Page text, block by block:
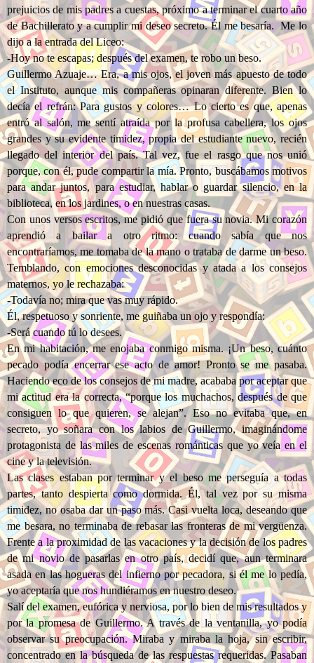
prejuicios de mis padres a cuestas, próximo a terminar el cuarto año
de Bachillerato y a cumplir mi deseo secreto. Él me besaría. Me lo
dijo a la entrada del Liceo:
-Hoy no te escapas; después del examen, te robo un beso.
Guillermo Azuaje… Era, a mis ojos, el joven más apuesto de todo
el Instituto, aunque mis compañeras opinaran diferente. Bien lo
decía el refrán: Para gustos y colores… Lo cierto es que, apenas
entró al salón, me sentí atraída por la profusa cabellera, los ojos
grandes y su evidente timidez, propia del estudiante nuevo, recién
llegado del interior del país. Tal vez, fue el rasgo que nos unió
porque, con él, pude compartir la mía. Pronto, buscábamos motivos
para andar juntos, para estudiar, hablar o guardar silencio, en la
biblioteca, en los jardines, o en nuestras casas.
Con unos versos escritos, me pidió que fuera su novia. Mi corazón
aprendió a bailar a otro ritmo: cuando sabía que nos
encontraríamos, me tomaba de la mano o trataba de darme un beso.
Temblando, con emociones desconocidas y atada a los consejos
maternos, yo le rechazaba:
-Todavía no; mira que vas muy rápido.
Él, respetuoso y sonriente, me guiñaba un ojo y respondía:
-Será cuando tú lo desees.
En mi habitación, me enojaba conmigo misma. ¡Un beso, cuánto
pecado podía encerrar ese acto de amor! Pronto se me pasaba.
Haciendo eco de los consejos de mi madre, acababa por aceptar que
mi actitud era la correcta, “porque los muchachos, después de que
consiguen lo que quieren, se alejan”. Eso no evitaba que, en
secreto, yo soñara con los labios de Guillermo, imaginándome
protagonista de las miles de escenas románticas que yo veía en el
cine y la televisión.
Las clases estaban por terminar y el beso me perseguía a todas
partes, tanto despierta como dormida. Él, tal vez por su misma
timidez, no osaba dar un paso más. Casi vuelta loca, deseando que
me besara, no terminaba de rebasar las fronteras de mi vergüenza.
Frente a la proximidad de las vacaciones y la decisión de los padres
de mi novio de pasarlas en otro país, decidí que, aun terminara
asada en las hogueras del infierno por pecadora, si él me lo pedía,
yo aceptaría que nos hundiéramos en nuestro deseo.
Salí del examen, eufórica y nerviosa, por lo bien de mis resultados y
por la promesa de Guillermo. A través de la ventanilla, yo podía
observar su preocupación. Miraba y miraba la hoja, sin escribir,
concentrado en la búsqueda de las respuestas requeridas. Pasaban